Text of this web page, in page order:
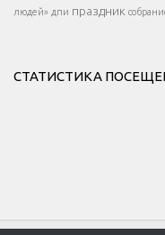
людей» дпи праздник
СТАТИСТИКА